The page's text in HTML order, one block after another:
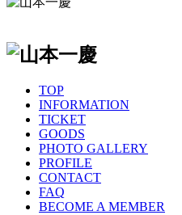
TOP
INFORMATION
TICKET
GOODS
PHOTO GALLERY
PROFILE
CONTACT
FAQ
BECOME A MEMBER